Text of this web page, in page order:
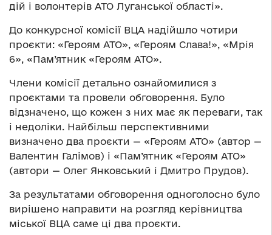
дій і волонтерів АТО Луганської області».
До конкурсної комісії ВЦА надійшло чотири
проєкти: «Героям АТО», «Героям Слава!», «Мрія
6», «Пам’ятник «Героям АТО».
Члени комісії детально ознайомилися з
проєктами та провели обговорення. Було
відзначено, що кожен з них має як переваги, так
і недоліки. Найбільш перспективними
визначено два проєкти — «Героям АТО» (автор —
Валентин Галімов) і «Пам’ятник «Героям АТО»
(автори — Олег Янковський і Дмитро Прудов).
За результатами обговорення одноголосно було
вирішено направити на розгляд керівництва
міської ВЦА саме ці два проєкти.